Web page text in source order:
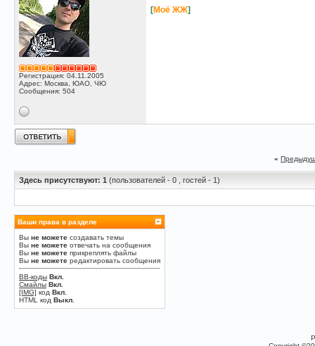
Регистрация: 04.11.2005
Адрес: Москва, ЮАО, ЧЮ
Сообщения: 504
[Моё ЖЖ]
«
Здесь присутствуют: 1 (пользователей - 0 , гостей - 1)
Ваши права в разделе
Вы не можете создавать темы
Вы не можете отвечать на сообщения
Вы не можете прикреплять файлы
Вы не можете редактировать сообщения
BB-коды Вкл.
Смайлы Вкл.
[IMG] код Вкл.
HTML код Выкл.